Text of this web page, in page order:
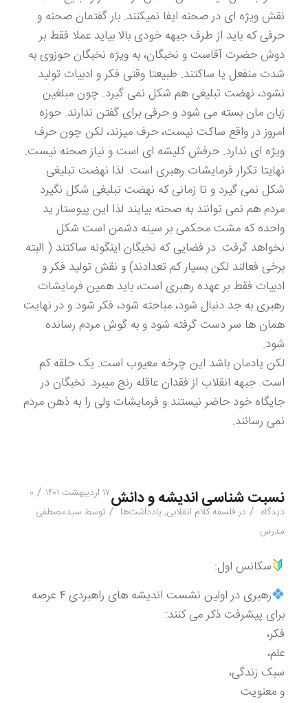
نقش ویژه ای در صحنه ایفا نمیکنند. بار گفتمان صحنه و
حرفی که باید از طرف جبهه خودی بالا بیاید عملا فقط بر
دوش حضرت آقاست و نخبگان، به ویژه نخبگان حوزوی به
شدت منفعل یا ساکتند. طبیعتا وقتی فکر و ادبیات تولید
نشود، نهضت تبلیغی هم شکل نمی گیرد. چون مبلغین
زبان مان بسته می شود و حرفی برای گفتن ندارند. حوزه
امروز در واقع ساکت نیست، حرف میزند، لکن چون حرف
ویژه ای ندارد. حرفش کلیشه ای است و نیاز صحنه نیست.
نهایتا تکرار فرمایشات رهبری است. لذا نهضت تبلیغی
شکل نمی گیرد و تا زمانی که نهضت تبلیغی شکل نگیرد
مردم هم نمی توانند به صحنه بیایند لذا این پیوستار ید
واحده که مشت محکمی بر سینه دشمن است شکل
نخواهد گرفت. در فضایی که نخبگان اینگونه ساکتند ( البته
برخی فعالند لکن بسیار کم تعدادند) و نقش تولید فکر و
ادبیات فقط بر عهده رهبری است، باید همین فرمایشات
رهبری به جد دنبال شود، مباحثه شود، فکر شود و در نهایت
همان ها سر دست گرفته شود و به گوش مردم رسانده
شود.
لکن یادمان باشد این چرخه معیوب است. یک حلقه کم
است. جبهه انقلاب از فقدان عاقله رنج میبرد. نخبگان در
جایگاه خود حاضر نیستند و فرمایشات ولی را به ذهن مردم
نمی رسانند.
نسبت شناسی اندیشه و دانش۱۷ اردیبهشت ۱۴۰۱ / ۰
دیدگاه / درفلسفه کلام انقلابی, یادداشت‌ها / توسط سیدمصطفی
مدرس
سکانس اول:
رهبری در اولین نشست اندیشه های راهبردی ۴ عرصه
برای پیشرفت ذکر می کنند:
فکر،
علم،
سبک زندگی،
و معنویت